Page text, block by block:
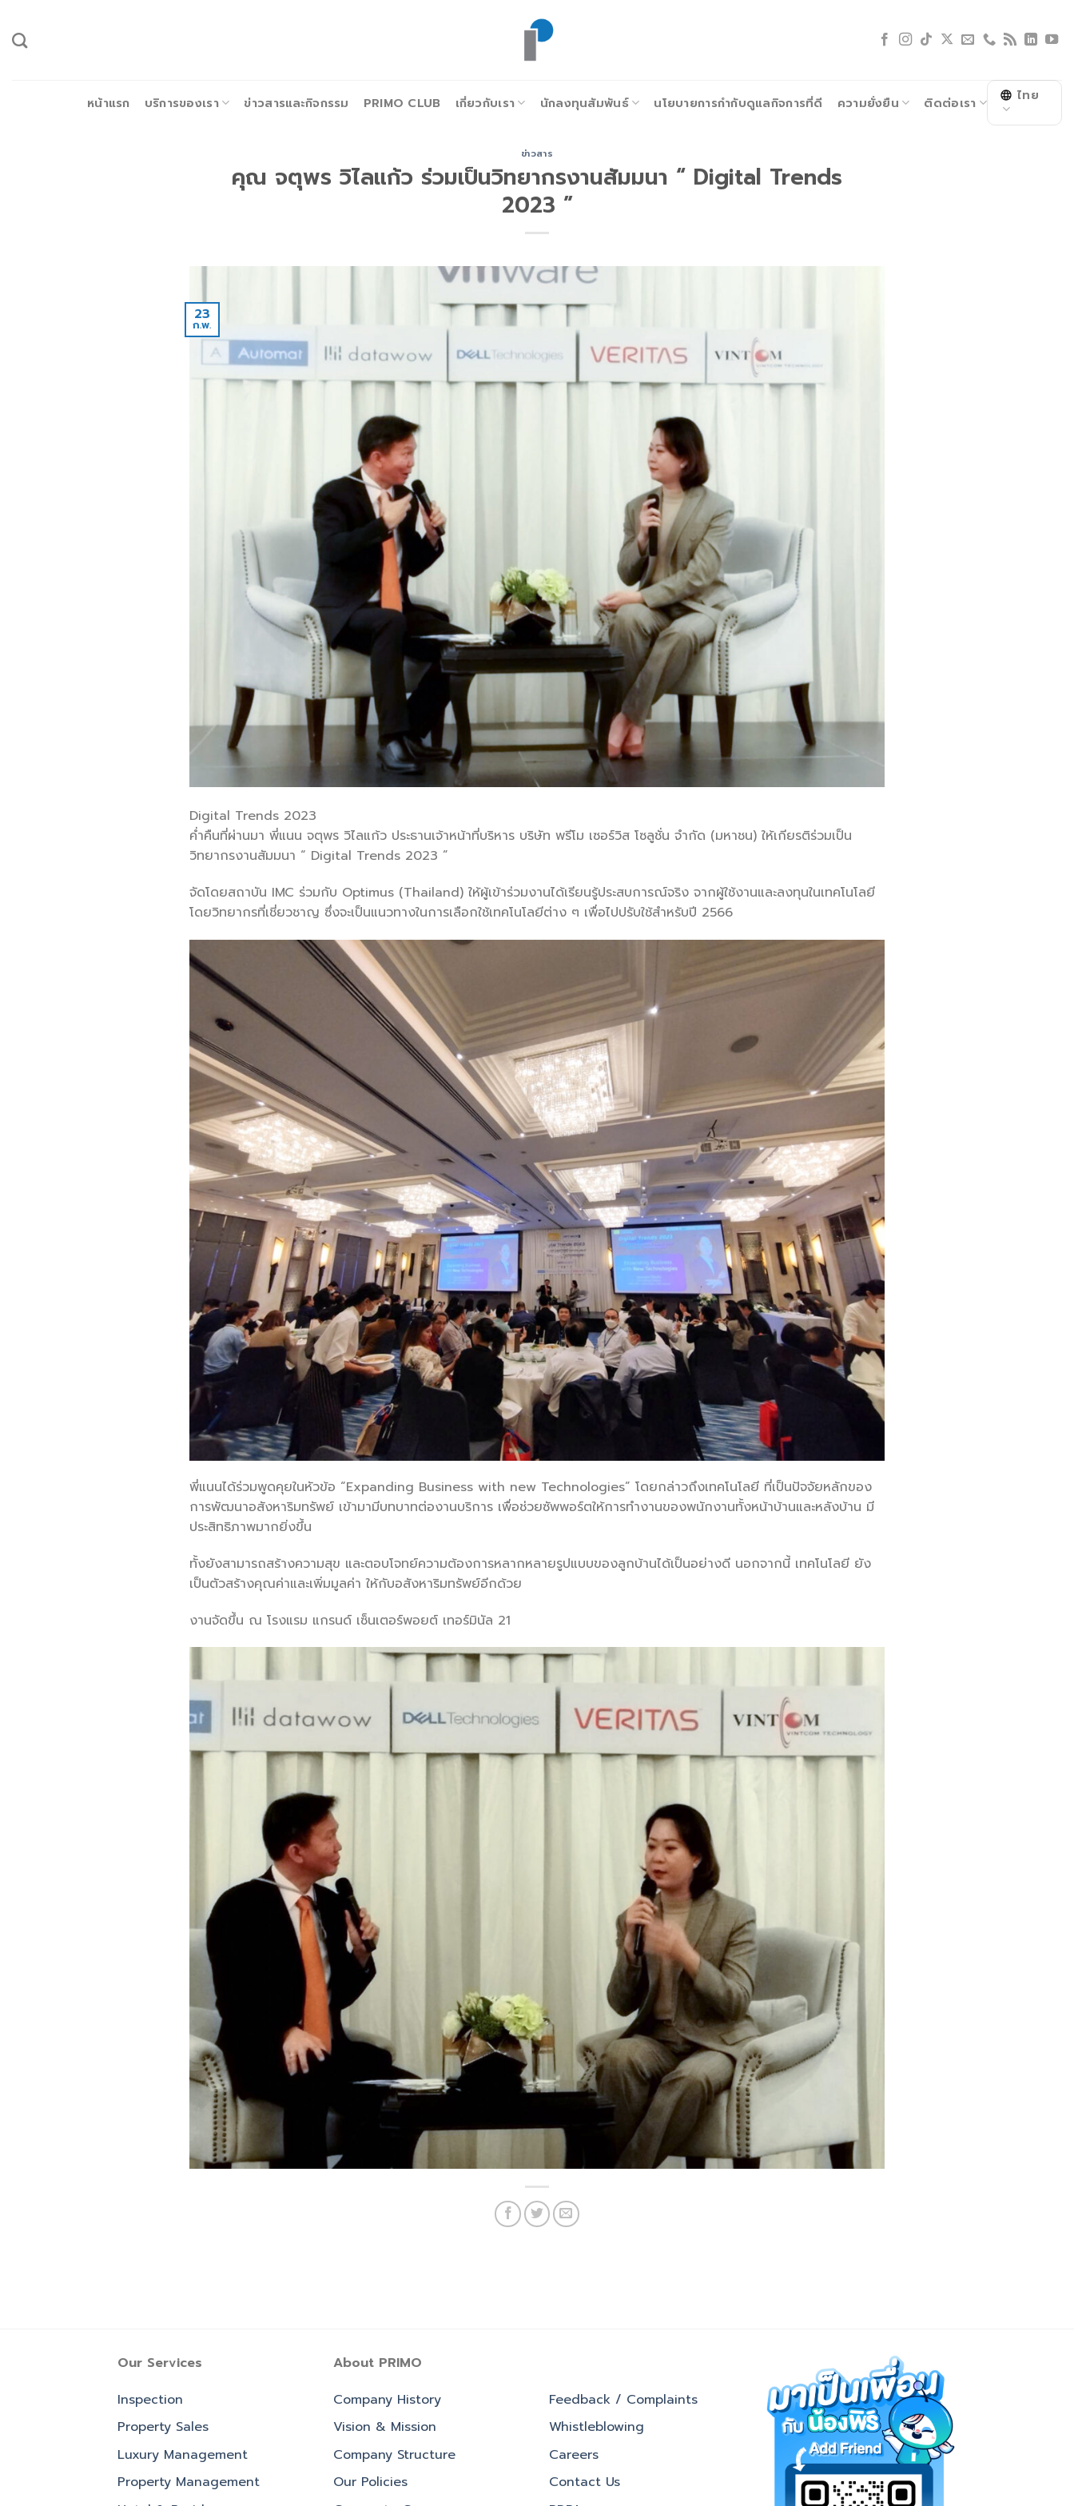
ยัง
หน้าแรก บริการของเรา ข่าวสารและกิจกรรม PRIMO CLUB เกี่ยวกับเรา นักลงทุนสัมพันธ์ นโยบายการกำกับดูแลกิจการที่ดี ความยั่งยืน ติดต่อเรา ไทย
ข่าวสาร
คุณ จตุพร วิไลแก้ว ร่วมเป็นวิทยากรงานสัมมนา “ Digital Trends
2023 ”
23
ก.พ.
Digital Trends 2023
ค่ำคืนที่ผ่านมา พี่แนน จตุพร วิไลแก้ว ประธานเจ้าหน้าที่บริหาร บริษัท พรีโม เซอร์วิส โซลูชั่น จำกัด (มหาชน) ให้เกียรติร่วมเป็น
วิทยากรงานสัมมนา “ Digital Trends 2023 ”
จัดโดยสถาบัน IMC ร่วมกับ Optimus (Thailand) ให้ผู้เข้าร่วมงานได้เรียนรู้ประสบการณ์จริง จากผู้ใช้งานและลงทุนในเทคโนโลยี
โดยวิทยากรที่เชี่ยวชาญ ซึ่งจะเป็นแนวทางในการเลือกใช้เทคโนโลยีต่าง ๆ เพื่อไปปรับใช้สำหรับปี 2566
พี่แนนได้ร่วมพูดคุยในหัวข้อ “Expanding Business with new Technologies” โดยกล่าวถึงเทคโนโลยี ที่เป็นปัจจัยหลักของ
การพัฒนาอสังหาริมทรัพย์ เข้ามามีบทบาทต่องานบริการ เพื่อช่วยซัพพอร์ตให้การทำงานของพนักงานทั้งหน้าบ้านและหลังบ้าน มี
ประสิทธิภาพมากยิ่งขึ้น
ทั้งยังสามารถสร้างความสุข และตอบโจทย์ความต้องการหลากหลายรูปแบบของลูกบ้านได้เป็นอย่างดี นอกจากนี้ เทคโนโลยี ยัง
เป็นตัวสร้างคุณค่าและเพิ่มมูลค่า ให้กับอสังหาริมทรัพย์อีกด้วย
งานจัดขึ้น ณ โรงแรม แกรนด์ เซ็นเตอร์พอยต์ เทอร์มินัล 21
Our Services
Inspection
Property Sales
Luxury Management
Property Management
About PRIMO
Company History
Vision & Mission
Company Structure
Our Policies
Feedback / Complaints
Whistleblowing
Careers
Contact Us